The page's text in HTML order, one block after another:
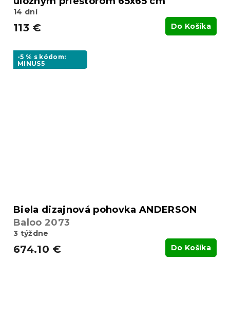
14 dní
113 € Do Košíka
-5 % s kódom:
MINUS5
Biela dizajnová pohovka ANDERSON
Baloo 2073
3 týždne
674.10 € Do Košíka